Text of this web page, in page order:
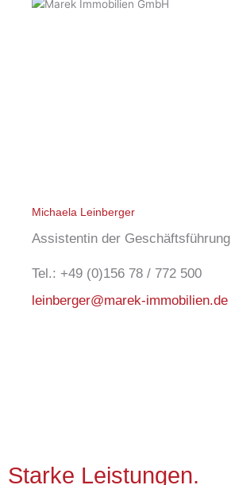
Michaela Leinberger
Assistentin der Geschäftsführung
Tel.: +49 (0)156 78 / 772 500
leinberger@marek-immobilien.de
Starke Leistungen.